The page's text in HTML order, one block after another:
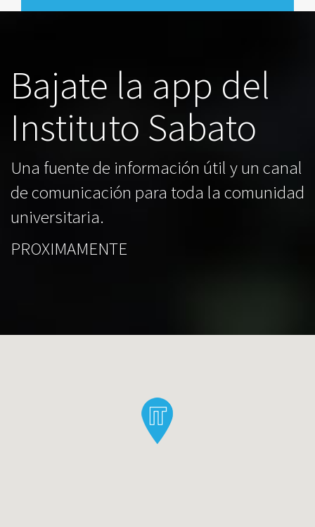
Bajate la app del
Instituto Sabato
Una fuente de información útil y un canal
de comunicación para toda la comunidad
universitaria.
PROXIMAMENTE